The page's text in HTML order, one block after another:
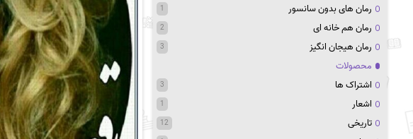
رمان های بدون سانسور 1
رمان هم خانه ای 2
رمان هیجان انگیز 3
محصولات
اشتراک ها
3
اشعار 1
تاریخی 12